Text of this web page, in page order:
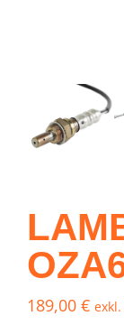
189,00 €